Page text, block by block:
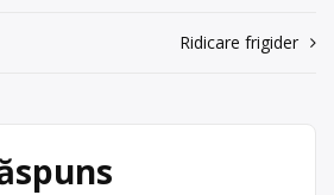
Ridicare frigider